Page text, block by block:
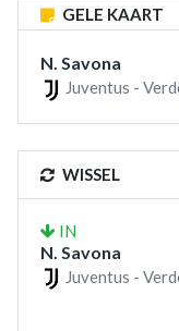
GELE KAART
N. Savona
Juventus -
WISSEL
IN
N. Savona
Juventus -